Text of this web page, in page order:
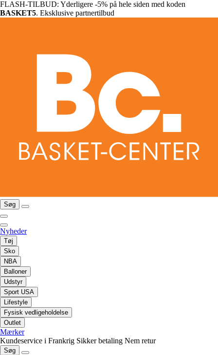
FLASH-TILBUD: Yderligere -5% på hele siden med koden
BASKET5. Eksklusive partnertilbud
Søg
Nyheder
Tøj
Sko
NBA
Balloner
Udstyr
Sport USA
Lifestyle
Fysisk vedligeholdelse
Outlet
Mærker
Kundeservice i Frankrig Sikker betaling Nem retur
Søg